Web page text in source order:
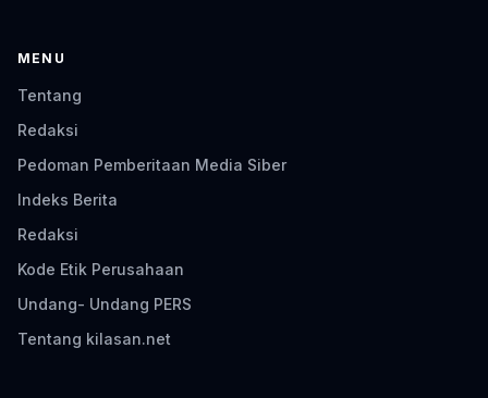
MENU
Tentang
Redaksi
Pedoman Pemberitaan Media Siber
Indeks Berita
Redaksi
Kode Etik Perusahaan
Undang- Undang PERS
Tentang kilasan.net